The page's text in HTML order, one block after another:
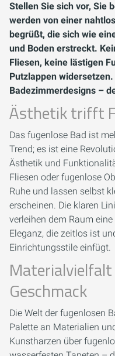
Stellen Sie sich vor, Sie
werden von einer
begrüßt, die sich wie
und Boden erstreckt.
Fliesen, keine lästigen
Putzlappen
Badezimmerdesigns –
Ästhetik trifft
Das fugenlose Bad ist
Trend; es ist eine
Ästhetik und
Fliesen oder fugenlose
Ruhe und lassen selbst
erscheinen. Die klaren
verleihen dem Raum
Eleganz, die zeitlos ist
Einrichtungsstile einfügt.
Geschmack
Die Welt der fugenlosen
Palette an Materialien
Kunstharzen über